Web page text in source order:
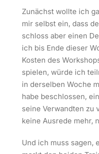
Zunächst wollte ich
mir selbst ein, dass
schloss aber einen
ich bis Ende dieser
Kosten des
spielen, würde ich
in derselben Woche
habe beschlossen,
seine Verwandten zu
keine Ausrede mehr,
Und ich muss sagen,